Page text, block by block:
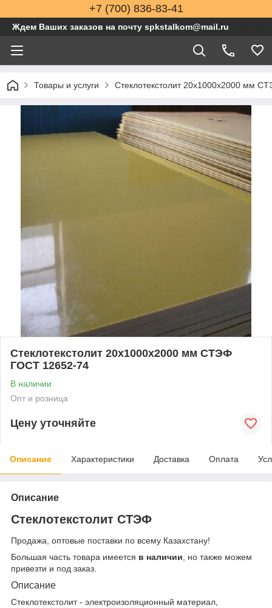
+7 (700) 836-83-41
Ждем Ваших заказов на почту spkstalkom@mail.ru
Товары и услуги Стеклотекстолит 20x1000x2000 мм
Стеклотекстолит 20x1000x2000 мм СТЭФ
ГОСТ 12652-74
В наличии
Опт и розница
Цену уточняйте
Описание Характеристики Доставка Оплата
Описание
Стеклотекстолит СТЭФ
Продажа, оптовые поставки по всему Казахстану!
Большая часть товара имеется в наличии, но также можем
привезти и под заказ.
Описание
Стеклотекстолит - электроизоляционный материал,